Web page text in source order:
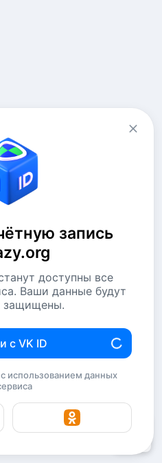
запись
доступны все
Ваши данные будут
защищены.
с VK ID
использованием данных